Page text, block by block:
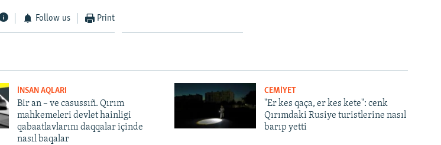
Follow us Print
İNSAN AQLARI
Bir an – ve casussıñ. Qırım
mahkemeleri devlet hainligi
qabaatlavlarını daqqalar içinde
nasıl baqalar
CEMİYET
"Er kes qaça, er kes kete": cenk
Qırımdaki Rusiye turistlerine nasıl
barıp yetti